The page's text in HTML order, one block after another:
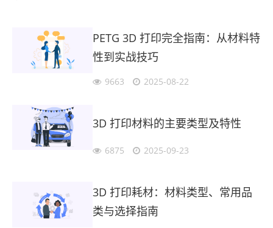
PETG 3D 打印完全指南：从材料特
性到实战技巧
9663 2025-08-22
3D 打印材料的主要类型及特性
6875 2025-09-23
3D 打印耗材：材料类型、常用品
类与选择指南